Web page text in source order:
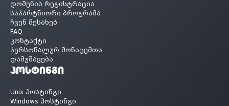
დომენის რეგისტრაცია
საპარტნიორი პროგრამა
ჩვენ შესახებ
FAQ
კონტაქტი
პერსონალურ მონაცემთა
დამუშავება
ჰოსტინგი
Unix ჰოსტინგი
Windows ჰოსტინგი